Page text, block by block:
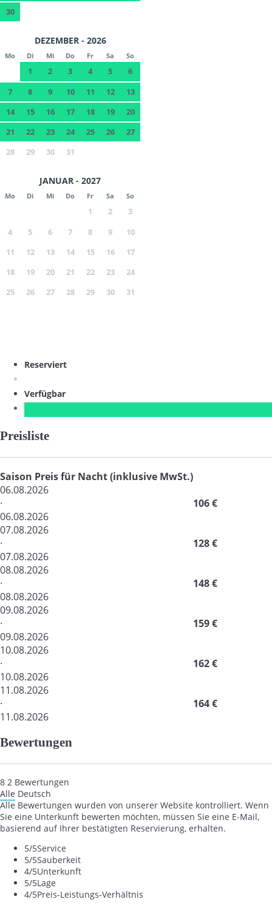
30
DEZEMBER - 2026
Mo Di Mi Do Fr Sa So
1 2 3 4 5
6
7
8 9 10 11 12
13
14
15 16 17 18 19
20
21
22 23 24 25 26
27
28
29 30 31
JANUAR - 2027
Mo Di Mi Do Fr Sa So
1 2
3
4
5 6 7 8 9
10
11
12 13 14 15 16
17
18
19 20 21 22 23
24
25
26 27 28 29 30 31
Reserviert
Verfügbar
Preisliste
Saison Preis für Nacht (inklusive MwSt.)
06.08.2026
·
06.08.2026
106 €
07.08.2026
·
07.08.2026
128 €
08.08.2026
·
08.08.2026
148 €
09.08.2026
·
09.08.2026
159 €
10.08.2026
·
10.08.2026
162 €
11.08.2026
·
11.08.2026
164 €
Bewertungen
8 2 Bewertungen
Alle Deutsch
Alle Bewertungen wurden von unserer Website kontrolliert. Wenn
Sie eine Unterkunft bewerten möchten, müssen Sie eine E-Mail,
basierend auf Ihrer bestätigten Reservierung, erhalten.
5/5Service
5/5Sauberkeit
4/5Unterkunft
5/5Lage
4/5Preis-Leistungs-Verhältnis